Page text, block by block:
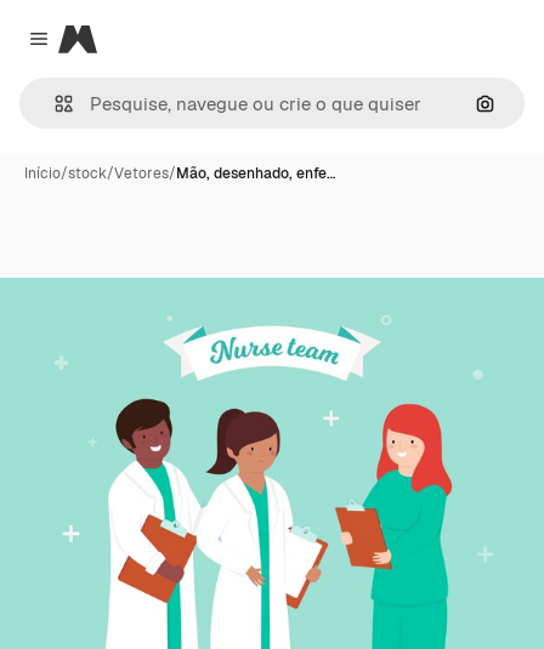
Close menu
Magnific
Início/stock/Vetores/Mão, desenhado, enfe…